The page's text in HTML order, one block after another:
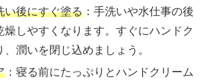
い後にすぐ塗る ：手洗いや水仕事の後
燥しやすくなります。すぐにハンドク
、潤いを閉じ込めましょう。
：寝る前にたっぷりとハンドクリーム